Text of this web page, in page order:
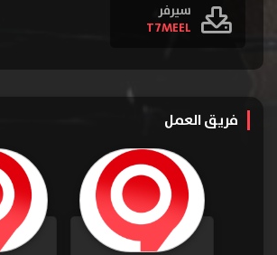
سيرفر
T7MEEL
فريق العمل